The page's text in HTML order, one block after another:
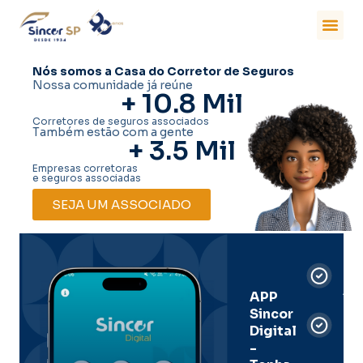
Nós somos a Casa do Corretor de Seguros
Nossa comunidade já reúne
+ 10.8 Mil
Corretores de seguros associados
Também estão com a gente
+ 3.5 Mil
Empresas corretoras
e seguros associadas
SEJA UM ASSOCIADO
APP
Sincor
Digital
-